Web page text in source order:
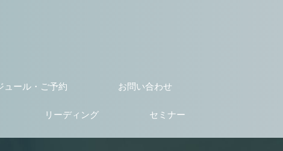
ュール・ご予約 お問い合わせ
リーディング セミナー